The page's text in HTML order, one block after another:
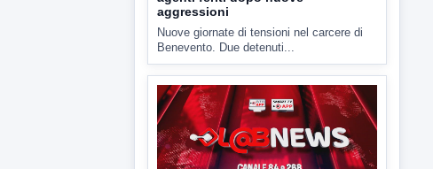
7 AGOSTO 2026 CRONACA
Ancora tensione nel carcere: due
agenti feriti dopo nuove
aggressioni
Nuove giornate di tensioni nel carcere di
Benevento. Due detenuti...